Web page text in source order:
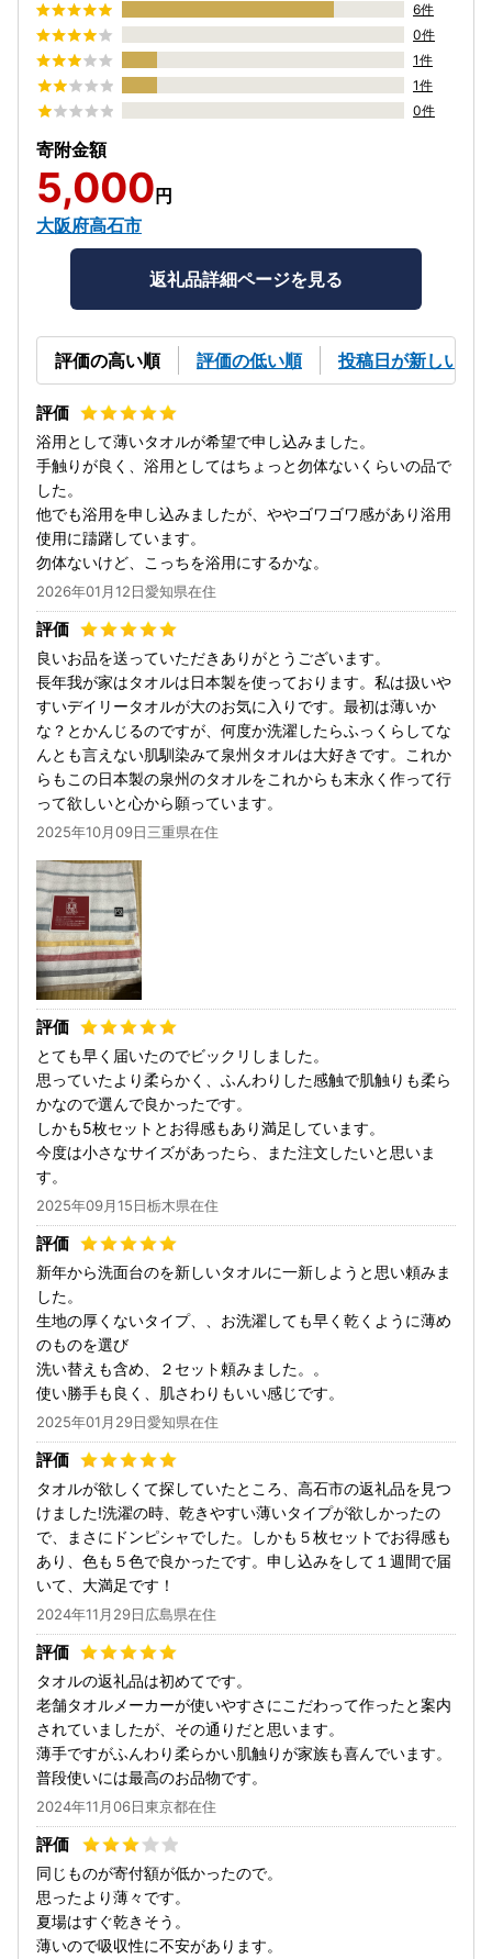
6件
0件
1件
1件
0件
寄附金額
5,000 円
大阪府高石市
返礼品詳細ページを見る
評価の高い順 評価の低い順 投稿日が新しい順
浴用として薄いタオルが希望で申し込みました。
手触りが良く、浴用としてはちょっと勿体ないくらいの品で
した。
他でも浴用を申し込みましたが、ややゴワゴワ感があり浴用
使用に躊躇しています。
勿体ないけど、こっちを浴用にするかな。
2026年01月12日愛知県在住
良いお品を送っていただきありがとうございます。
長年我が家はタオルは日本製を使っております。私は扱いや
すいデイリータオルが大のお気に入りです。最初は薄いか
な？とかんじるのですが、何度か洗濯したらふっくらしてな
んとも言えない肌馴染みて泉州タオルは大好きです。これか
らもこの日本製の泉州のタオルをこれからも末永く作って行
って欲しいと心から願っています。
2025年10月09日三重県在住
とても早く届いたのでビックリしました。
思っていたより柔らかく、ふんわりした感触で肌触りも柔ら
かなので選んで良かったです。
しかも5枚セットとお得感もあり満足しています。
今度は小さなサイズがあったら、また注文したいと思いま
す。
2025年09月15日栃木県在住
新年から洗面台のを新しいタオルに一新しようと思い頼みま
した。
生地の厚くないタイプ、、お洗濯しても早く乾くように薄め
のものを選び
洗い替えも含め、２セット頼みました。。
使い勝手も良く、肌さわりもいい感じです。
2025年01月29日愛知県在住
タオルが欲しくて探していたところ、高石市の返礼品を見つ
けました!洗濯の時、乾きやすい薄いタイプが欲しかったの
で、まさにドンピシャでした。しかも５枚セットでお得感も
あり、色も５色で良かったです。申し込みをして１週間で届
いて、大満足です！
2024年11月29日広島県在住
タオルの返礼品は初めてです。
老舗タオルメーカーが使いやすさにこだわって作ったと案内
されていましたが、その通りだと思います。
薄手ですがふんわり柔らかい肌触りが家族も喜んでいます。
普段使いには最高のお品物です。
2024年11月06日東京都在住
同じものが寄付額が低かったので。
思ったより薄々です。
夏場はすぐ乾きそう。
薄いので吸収性に不安があります。